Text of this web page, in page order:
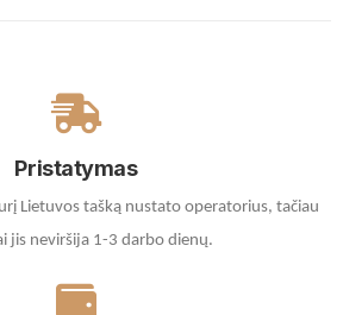
Pristatymas
Lietuvos tašką nustato operatorius, tačiau
jis neviršija 1-3 darbo dienų.